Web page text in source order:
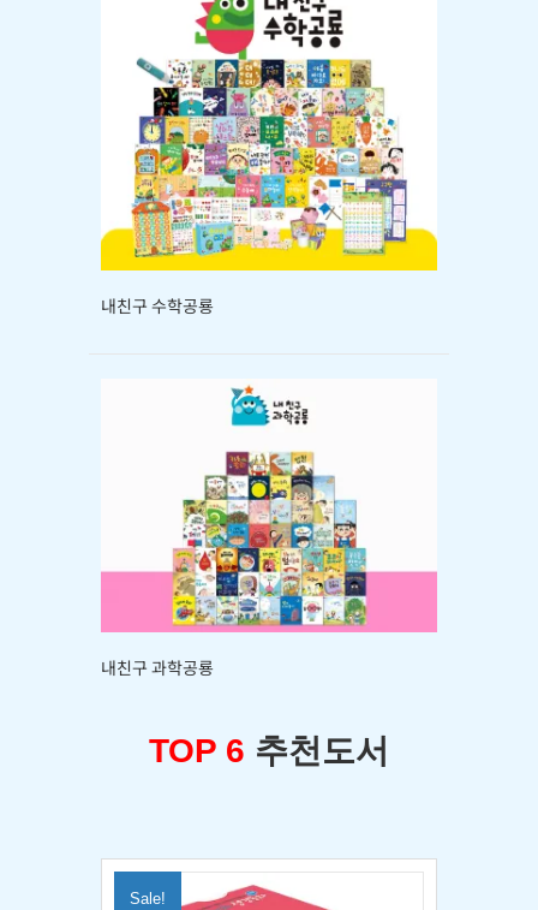
내친구 수학공룡
내친구 과학공룡
TOP 6 추천도서
Sale!